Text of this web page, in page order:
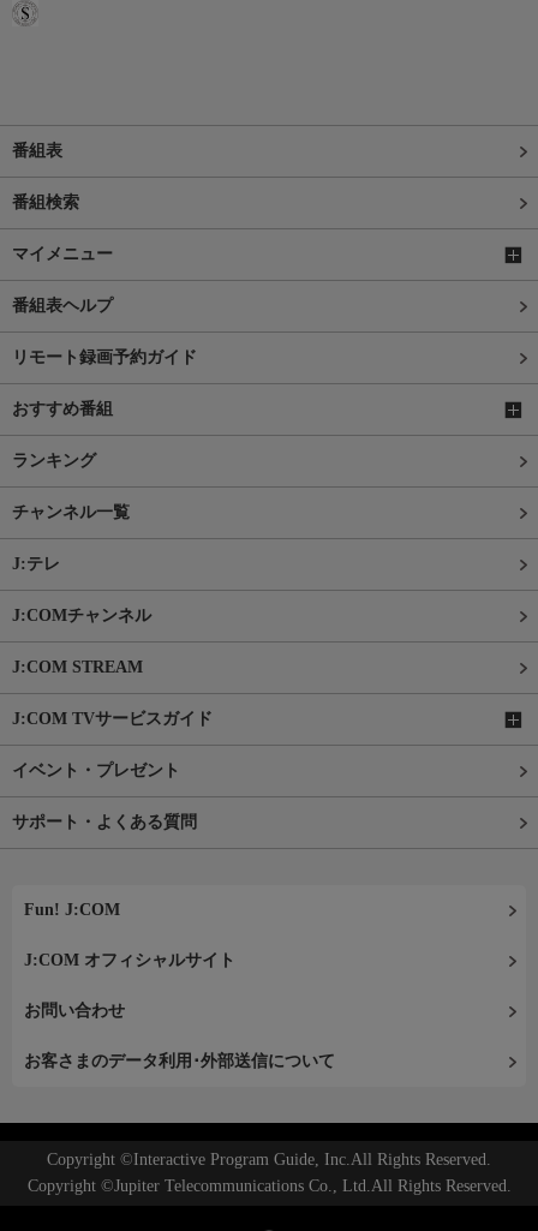
番組表
番組検索
マイメニュー
番組表ヘルプ
リモート録画予約ガイド
おすすめ番組
ランキング
チャンネル一覧
J:テレ
J:COMチャンネル
J:COM STREAM
J:COM TVサービスガイド
イベント・プレゼント
サポート・よくある質問
Fun! J:COM
J:COM オフィシャルサイト
お問い合わせ
お客さまのデータ利用･外部送信について
Copyright ©Interactive Program Guide, Inc.All Rights Reserved.
Copyright ©Jupiter Telecommunications Co., Ltd.All Rights Reserved.